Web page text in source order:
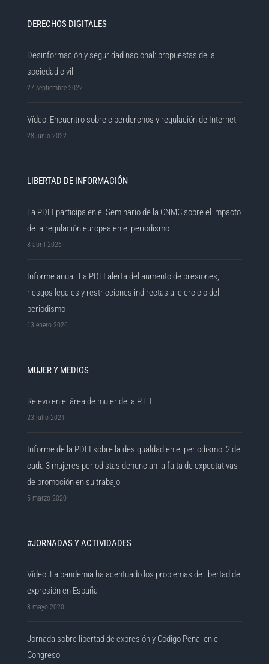
DERECHOS DIGITALES
Desinformación y seguridad nacional: propuestas de la
sociedad civil
27 septiembre 2022
Vídeo: Encuentro sobre ciberderchos y regulación de Internet
28 junio 2022
LIBERTAD DE INFORMACIÓN
La PDLI participa en el Seminario de la CNMC sobre el impacto
de la regulación europea en el periodismo
8 abril 2026
Informe anual: La PDLI alerta del aumento de presiones,
riesgos legales y restricciones indirectas al ejercicio del
periodismo
13 enero 2026
MUJER Y MEDIOS
Relevo en el área de mujer de la P.L.I.
23 julio 2021
Informe de la PDLI sobre la desigualdad en el periodismo: 2 de
cada 3 mujeres periodistas denuncian la falta de expectativas
de promoción en su trabajo
5 marzo 2020
#JORNADAS Y ACTIVIDADES
Vídeo: La pandemia ha acentuado los problemas de libertad de
expresión en España
8 mayo 2020
Jornada sobre libertad de expresión y Código Penal en el
Congreso